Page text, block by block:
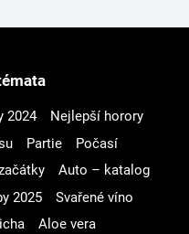
2024
Nejlepší horory
Partie
Počasí
Auto – katalog
2025
Svařené víno
Aloe vera